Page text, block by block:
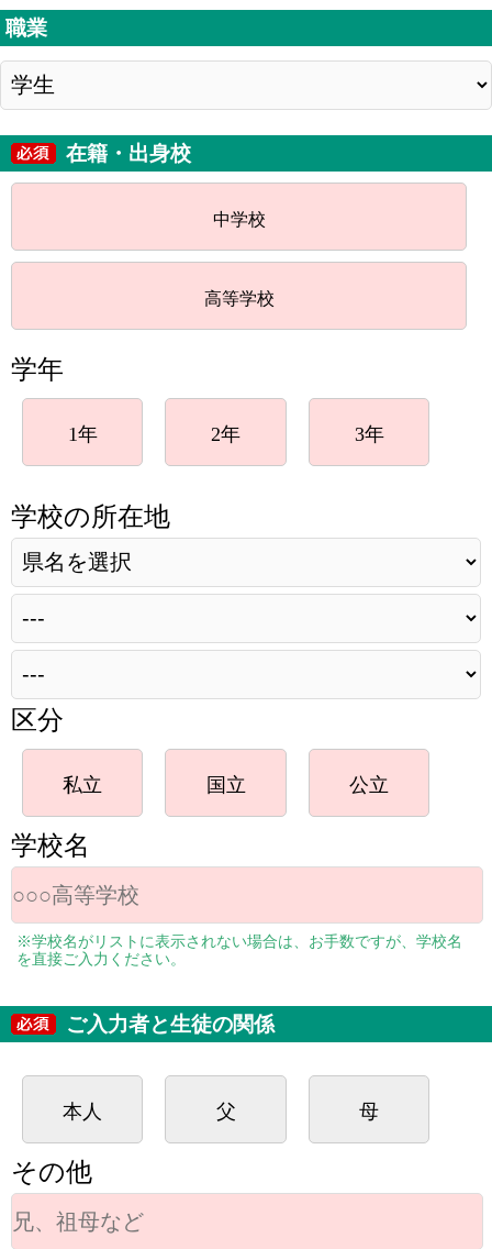
職業
在籍・出身校
中学校
高等学校
学年
1年 2年 3年
学校の所在地
区分
私立 国立 公立
学校名
※学校名がリストに表示されない場合は、お手数ですが、学校名
を直接ご入力ください。
ご入力者と生徒の関係
本人 父 母
その他